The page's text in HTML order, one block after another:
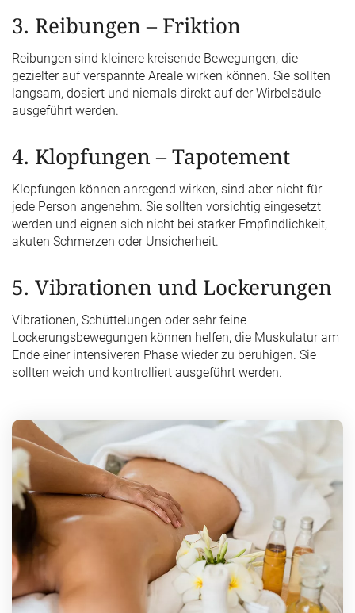
3. Reibungen – Friktion
Reibungen sind kleinere kreisende Bewegungen, die
gezielter auf verspannte Areale wirken können. Sie sollten
langsam, dosiert und niemals direkt auf der Wirbelsäule
ausgeführt werden.
4. Klopfungen – Tapotement
Klopfungen können anregend wirken, sind aber nicht für
jede Person angenehm. Sie sollten vorsichtig eingesetzt
werden und eignen sich nicht bei starker Empfindlichkeit,
akuten Schmerzen oder Unsicherheit.
5. Vibrationen und Lockerungen
Vibrationen, Schüttelungen oder sehr feine
Lockerungsbewegungen können helfen, die Muskulatur am
Ende einer intensiveren Phase wieder zu beruhigen. Sie
sollten weich und kontrolliert ausgeführt werden.